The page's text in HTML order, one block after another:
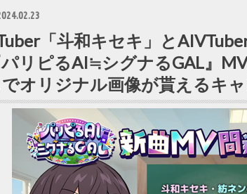
「斗和キセキ」と
パリピるAI≒シグナるGAL』
でオリジナル画像が貰えるキ